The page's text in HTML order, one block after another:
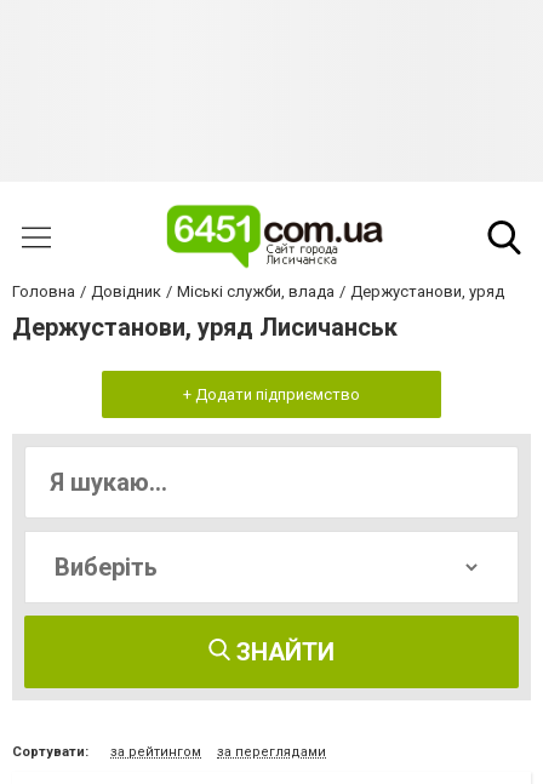
Головна Довідник Міські служби, влада Держустанови, уряд
Держустанови, уряд Лисичанськ
+ Додати підприємство
ЗНАЙТИ
Сортувати: за рейтингом за переглядами